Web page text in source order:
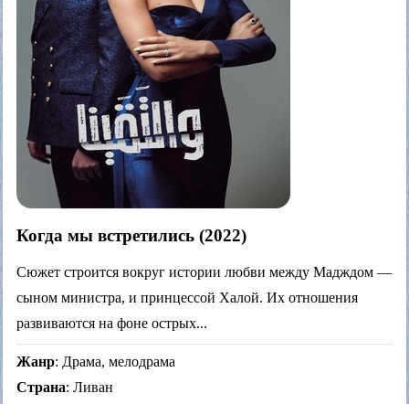
Когда мы встретились (2022)
Сюжет строится вокруг истории любви между Мадждом —
сыном министра, и принцессой Халой. Их отношения
развиваются на фоне острых...
Жанр: Драма, мелодрама
Страна: Ливан